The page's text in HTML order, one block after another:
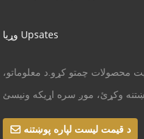
وړیا Upsates
محصولات چمتو کړو.د معلوماتو،
د قیمت لیست لپاره پوښتنه